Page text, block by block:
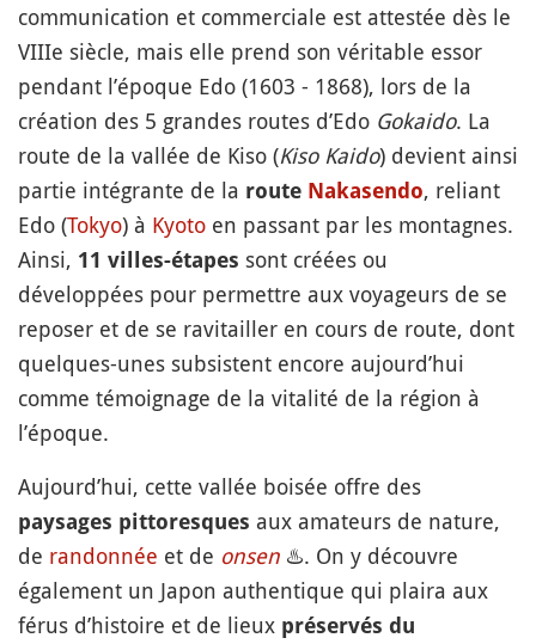
communication et commerciale est attestée dès le
VIIIe siècle, mais elle prend son véritable essor
pendant l’époque Edo (1603 - 1868), lors de la
création des 5 grandes routes d’Edo Gokaido. La
route de la vallée de Kiso (Kiso Kaido) devient ainsi
partie intégrante de la route Nakasendo, reliant
Edo (Tokyo) à Kyoto en passant par les montagnes.
Ainsi, 11 villes-étapes sont créées ou
développées pour permettre aux voyageurs de se
reposer et de se ravitailler en cours de route, dont
quelques-unes subsistent encore aujourd’hui
comme témoignage de la vitalité de la région à
l’époque.
Aujourd’hui, cette vallée boisée offre des
paysages pittoresques aux amateurs de nature,
de randonnée et de onsen ♨️. On y découvre
également un Japon authentique qui plaira aux
férus d’histoire et de lieux préservés du